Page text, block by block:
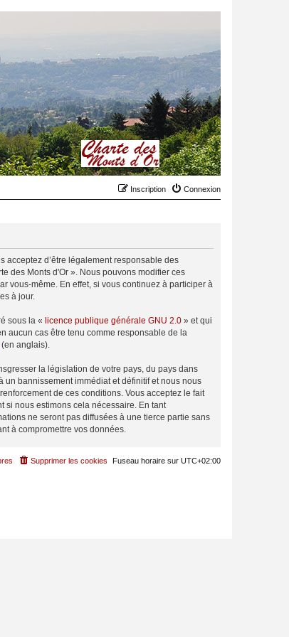
Connexion
Inscription
acceptez d’être légalement responsable des
des Monts d'Or ». Nous pouvons modifier ces
vous-même. En effet, si vous continuez à participer à
à jour.
sous la « licence publique générale GNU 2.0 » et qui
aucun cas être tenu comme responsable de la
(en anglais).
la législation de votre pays, du pays dans
un bannissement immédiat et définitif et nous nous
de ces conditions. Vous acceptez le fait
si nous estimons cela nécessaire. En tant
ne seront pas diffusées à une tierce partie sans
à compromettre vos données.
Fuseau horaire sur UTC+02:00
Supprimer les cookies